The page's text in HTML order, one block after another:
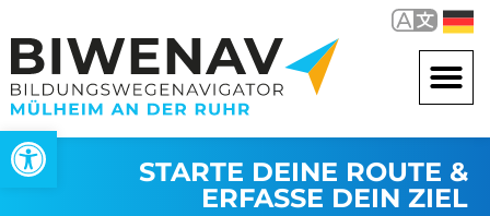
Open toolbar
STARTE DEINE ROUTE &
ERFASSE DEIN ZIEL